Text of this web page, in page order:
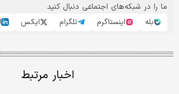
ما را در شبکه‌های اجتماعی دنبال کنید
بله
اینستاگرم تلگرام ایکس
اخبار مرتبط